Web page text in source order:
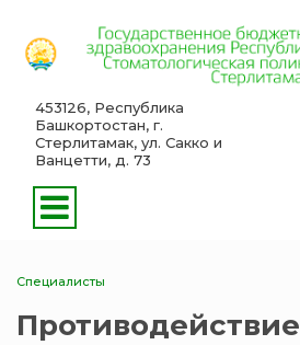
453126, Республика
Башкортостан, г.
Стерлитамак, ул. Сакко и
Ванцетти, д. 73
Специалисты
Противодействие